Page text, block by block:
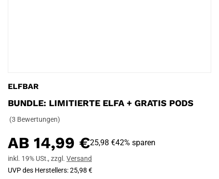
ELFBAR
BUNDLE: LIMITIERTE ELFA + GRATIS PODS
(3 Bewertungen)
AB 14,99 €25,98 €42% sparen
inkl. 19% USt., zzgl. Versand
UVP des Herstellers:25,98 €